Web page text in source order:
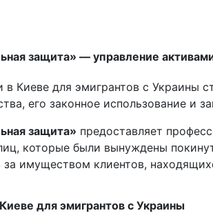
защита» — управление
в Киеве для эмигрантов с Украины
его законное использование и
защита» предоставляет
которые были вынуждены
имуществом клиентов,
для эмигрантов с Украины